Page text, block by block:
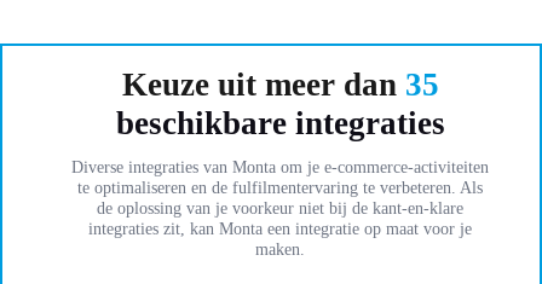
Keuze uit meer dan 35
beschikbare integraties
Diverse integraties van Monta om je e-commerce-activiteiten
te optimaliseren en de fulfilmentervaring te verbeteren. Als
de oplossing van je voorkeur niet bij de kant-en-klare
integraties zit, kan Monta een integratie op maat voor je
maken.